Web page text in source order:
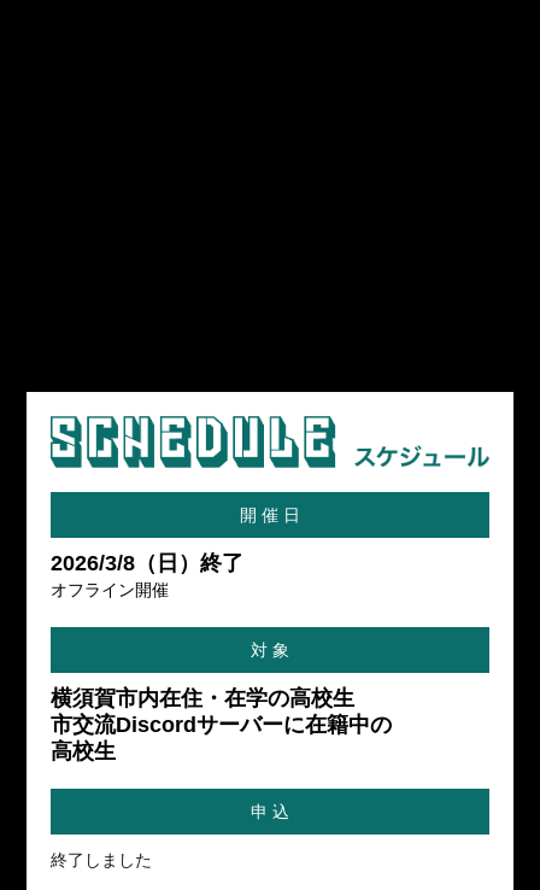
開 催 日
2026/3/8（日）終了
オフライン開催
対 象
横須賀市内在住・在学の高校生
市交流Discordサーバーに在籍中の
高校生
申 込
終了しました